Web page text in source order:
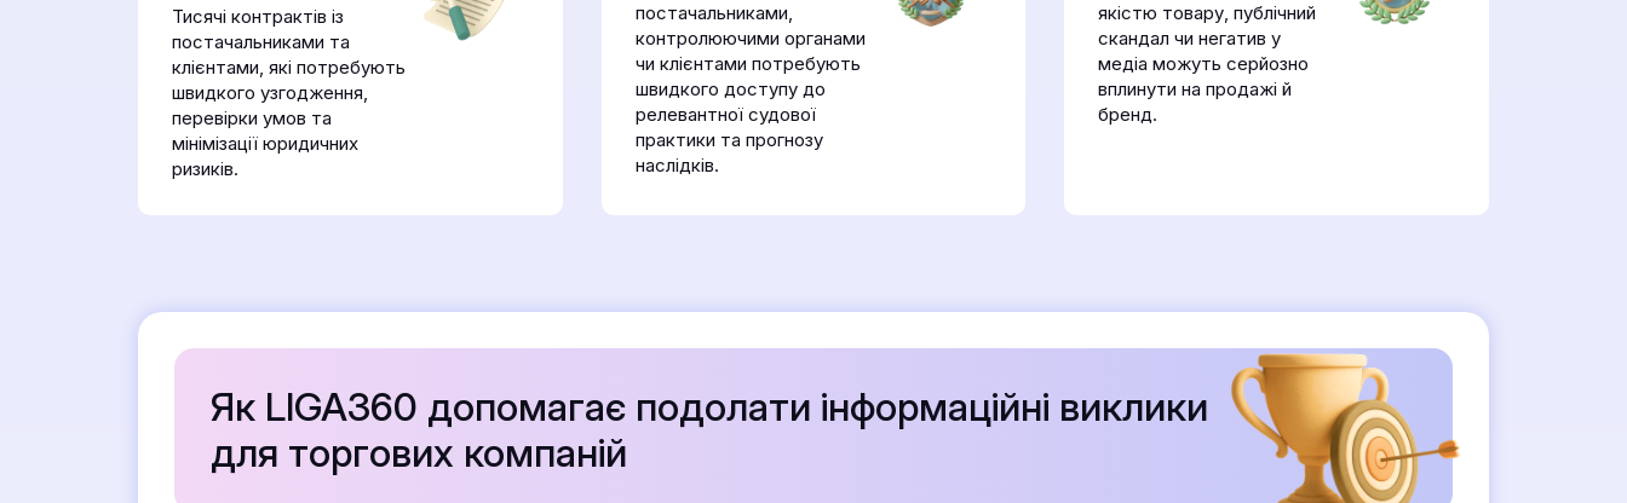
Тисячі контрактів із
постачальниками та
клієнтами, які потребують
швидкого узгодження,
перевірки умов та
мінімізації юридичних
ризиків.
постачальниками,
контролюючими органами
чи клієнтами потребують
швидкого доступу до
релевантної судової
практики та прогнозу
наслідків.
якістю товару, публічний
скандал чи негатив у
медіа можуть серйозно
вплинути на продажі й
бренд.
Як LIGA360 допомагає подолати інформаційні виклики
для торгових компаній